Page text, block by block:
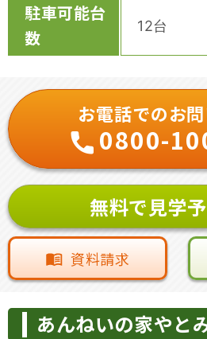
駐車可能台
数
12台
お電話でのお
0800-
無料で見学
資料請求
あんねいの家やと